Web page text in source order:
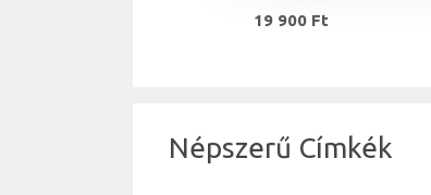
19 900 Ft
Népszerű Címkék